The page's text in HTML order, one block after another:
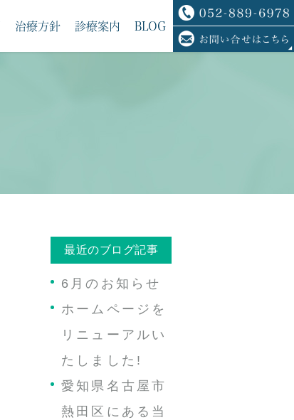
治療方針 診療案内 BLOG
最近のブログ記事
6月のお知らせ
ホームページを
リニューアルい
たしました!
愛知県名古屋市
熱田区にある当